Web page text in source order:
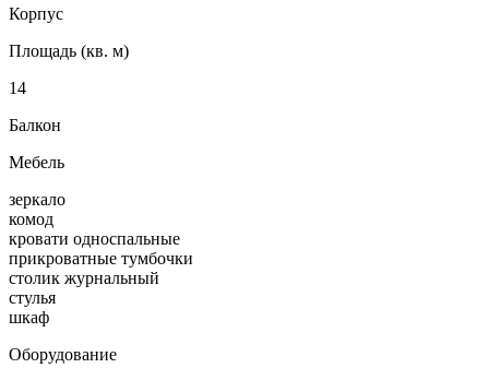
Корпус
Площадь (кв. м)
14
Балкон
Мебель
зеркало
комод
кровати односпальные
прикроватные тумбочки
столик журнальный
стулья
шкаф
Оборудование